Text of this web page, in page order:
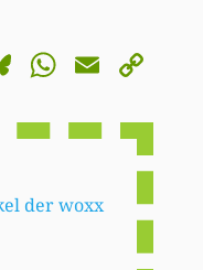
BlueskyEmail
der woxx